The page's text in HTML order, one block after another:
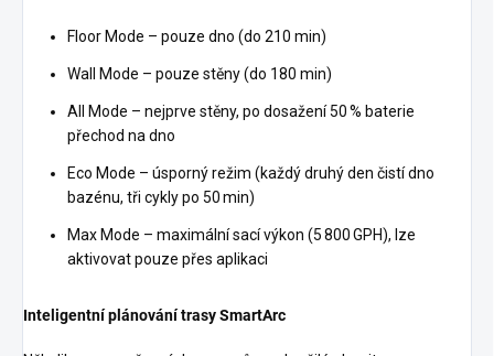
Floor Mode – pouze dno (do 210 min)
Wall Mode – pouze stěny (do 180 min)
All Mode – nejprve stěny, po dosažení 50 % baterie
přechod na dno
Eco Mode – úsporný režim (každý druhý den čistí dno
bazénu, tři cykly po 50 min)
Max Mode – maximální sací výkon (5 800 GPH), lze
aktivovat pouze přes aplikaci
Inteligentní plánování trasy SmartArc